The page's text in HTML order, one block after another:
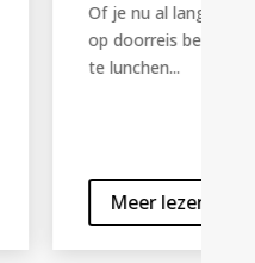
woont of er net
plek vinden om